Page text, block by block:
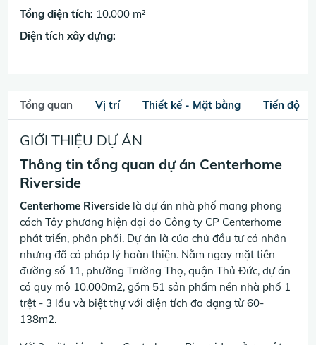
Tổng diện tích: 10.000 m²
Diện tích xây dựng:
Tổng quan Vị trí Thiết kế - Mặt bằng Tiến độ
GIỚI THIỆU DỰ ÁN
Thông tin tổng quan dự án Centerhome
Riverside
Centerhome Riverside là dự án nhà phố mang phong
cách Tây phương hiện đại do Công ty CP Centerhome
phát triển, phân phối. Dự án là của chủ đầu tư cá nhân
nhưng đã có pháp lý hoàn thiện. Nằm ngay mặt tiền
đường số 11, phường Trường Thọ, quận Thủ Đức, dự án
có quy mô 10.000m2, gồm 51 sản phẩm nền nhà phố 1
trệt - 3 lầu và biệt thự với diện tích đa dạng từ 60-
138m2.